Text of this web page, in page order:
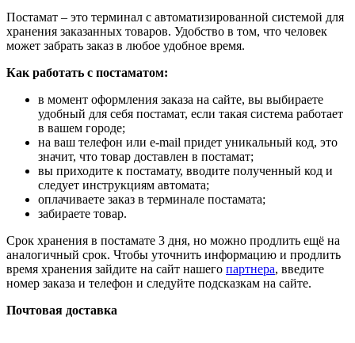
Постамат – это терминал с автоматизированной системой для
хранения заказанных товаров. Удобство в том, что человек
может забрать заказ в любое удобное время.
Как работать с постаматом:
в момент оформления заказа на сайте, вы выбираете
удобный для себя постамат, если такая система работает
в вашем городе;
на ваш телефон или e-mail придет уникальный код, это
значит, что товар доставлен в постамат;
вы приходите к постамату, вводите полученный код и
следует инструкциям автомата;
оплачиваете заказ в терминале постамата;
забираете товар.
Срок хранения в постамате 3 дня, но можно продлить ещё на
аналогичный срок. Чтобы уточнить информацию и продлить
время хранения зайдите на сайт нашего партнера, введите
номер заказа и телефон и следуйте подсказкам на сайте.
Почтовая доставка